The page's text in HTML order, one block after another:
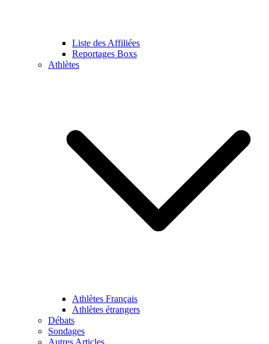
Liste des Affiliées
Reportages Boxs
Athlètes
Athlètes Français
Athlètes étrangers
Débats
Sondages
Autres Articles